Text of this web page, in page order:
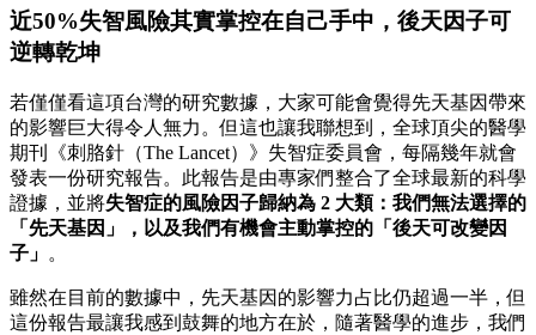
近50%失智風險其實掌控在自己手中，後天因子可
逆轉乾坤
若僅僅看這項台灣的研究數據，大家可能會覺得先天基因帶來
的影響巨大得令人無力。但這也讓我聯想到，全球頂尖的醫學
期刊《刺胳針（The Lancet）》失智症委員會，每隔幾年就會
發表一份研究報告。此報告是由專家們整合了全球最新的科學
證據，並將失智症的風險因子歸納為 2 大類：我們無法選擇的
「先天基因」，以及我們有機會主動掌控的「後天可改變因
子」 。
雖然在目前的數據中，先天基因的影響力占比仍超過一半，但
這份報告最讓我感到鼓舞的地方在於，隨著醫學的進步，我們